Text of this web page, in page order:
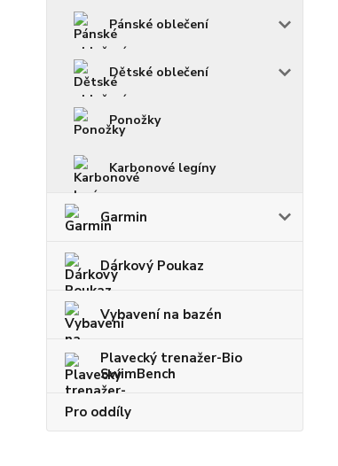
Pánské oblečení
Dětské oblečení
Ponožky
Karbonové legíny
Garmin
Dárkový Poukaz
Vybavení na bazén
Plavecký trenažer-Bio
SwimBench
Pro oddíly